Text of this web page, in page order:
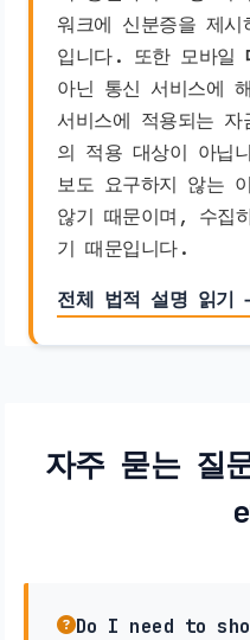
워크에 신분증을 제
입니다. 또한 모바일
아닌 통신 서비스에
서비스에 적용되는
의 적용 대상이 아닙
보도 요구하지 않는
않기 때문이며, 수집
기 때문입니다.
전체 법적 설명 읽기
자주 묻는
Do I need to